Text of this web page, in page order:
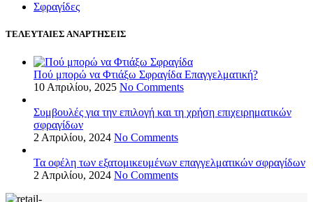
Σφραγίδες
ΤΕΛΕΥΤΑΙΕΣ ΑΝΑΡΤΗΣΕΙΣ
Πού μπορώ να Φτιάξω Σφραγίδα Επαγγελματική?
10 Απριλίου, 2025 No Comments
Συμβουλές για την επιλογή και τη χρήση επιχειρηματικών
σφραγίδων
2 Απριλίου, 2024 No Comments
Τα οφέλη των εξατομικευμένων επαγγελματικών σφραγίδων
2 Απριλίου, 2024 No Comments